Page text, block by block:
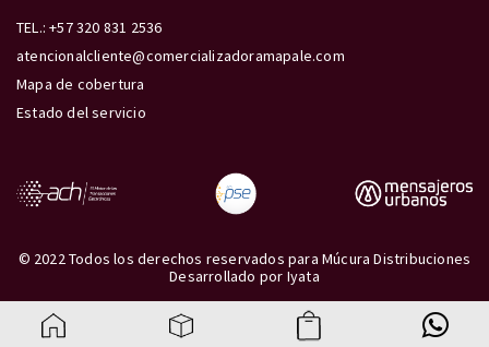
TEL.: +57 320 831 2536
atencionalcliente@comercializadoramapale.com
Mapa de cobertura
Estado del servicio
© 2022 Todos los derechos reservados para Múcura Distribuciones
Desarrollado por Iyata